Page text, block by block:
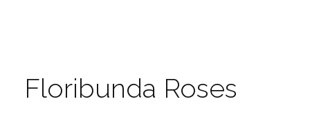
Floribunda Roses